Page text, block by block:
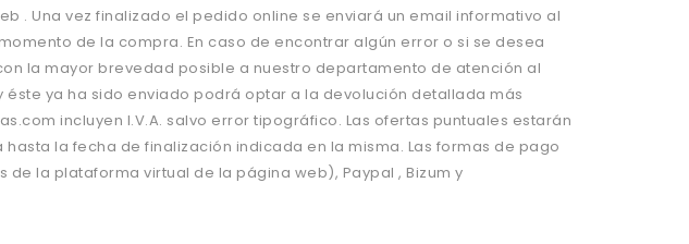
. Una vez finalizado el pedido online se enviará un email informativo al
de la compra. En caso de encontrar algún error o si se desea
la mayor brevedad posible a nuestro departamento de atención al
éste ya ha sido enviado podrá optar a la devolución detallada más
incluyen I.V.A. salvo error tipográfico. Las ofertas puntuales estarán
hasta la fecha de finalización indicada en la misma. Las formas de pago
s de la plataforma virtual de la página web), Paypal , Bizum y